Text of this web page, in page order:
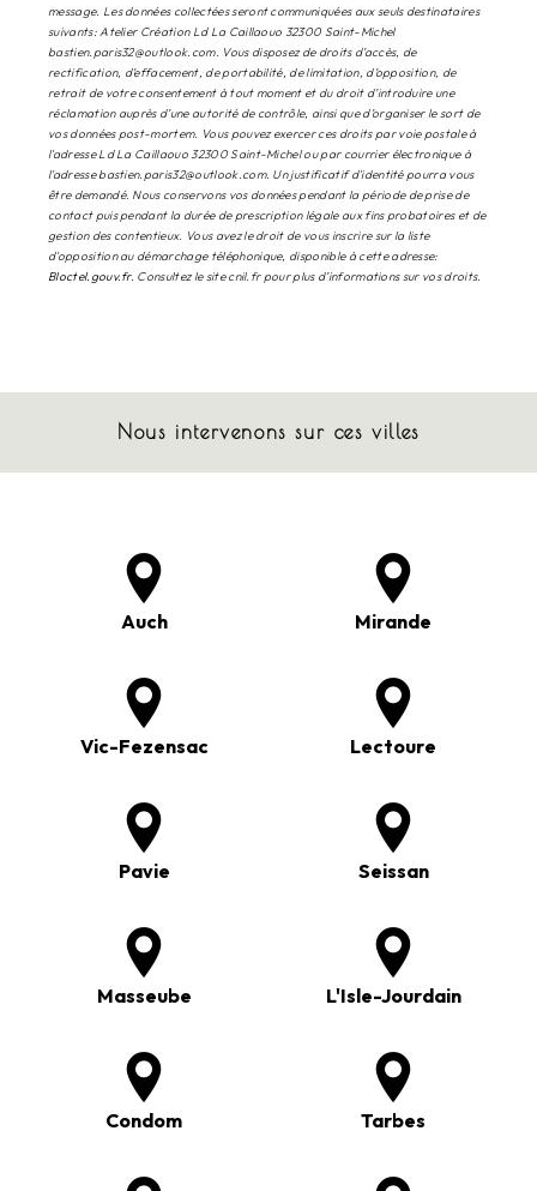
message. Les données collectées seront communiquées aux seuls destinataires
suivants: Atelier Création Ld La Caillaouo 32300 Saint-Michel
bastien.paris32@outlook.com. Vous disposez de droits d’accès, de
rectification, d’effacement, de portabilité, de limitation, d’opposition, de
retrait de votre consentement à tout moment et du droit d’introduire une
réclamation auprès d’une autorité de contrôle, ainsi que d’organiser le sort de
vos données post-mortem. Vous pouvez exercer ces droits par voie postale à
l'adresse Ld La Caillaouo 32300 Saint-Michel ou par courrier électronique à
l'adresse bastien.paris32@outlook.com. Un justificatif d'identité pourra vous
être demandé. Nous conservons vos données pendant la période de prise de
contact puis pendant la durée de prescription légale aux fins probatoires et de
gestion des contentieux. Vous avez le droit de vous inscrire sur la liste
d'opposition au démarchage téléphonique, disponible à cette adresse:
Bloctel.gouv.fr. Consultez le site cnil.fr pour plus d’informations sur vos droits.
Nous intervenons sur ces villes
Auch Mirande
Vic-Fezensac Lectoure
Pavie Seissan
Masseube L'Isle-Jourdain
Condom Tarbes